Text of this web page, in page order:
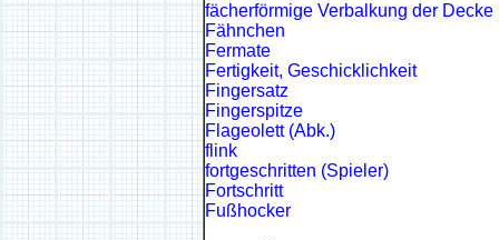
fächerförmige Verbalkung der Decke
Fähnchen
Fermate
Fertigkeit, Geschicklichkeit
Fingersatz
Fingerspitze
Flageolett (Abk.)
flink
fortgeschritten (Spieler)
Fortschritt
Fußhocker